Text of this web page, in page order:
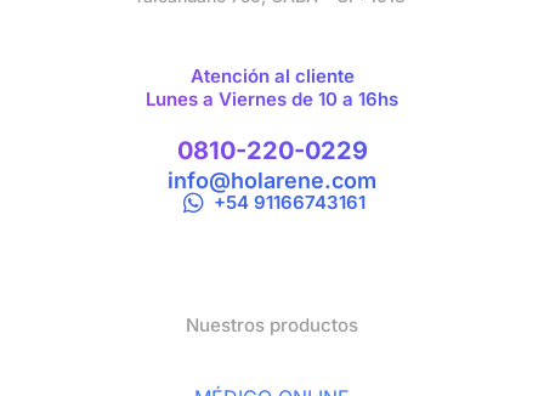
Atención al cliente
Lunes a Viernes de 10 a 16hs
0810-220-0229
info@holarene.com
+54 91166743161
Nuestros productos